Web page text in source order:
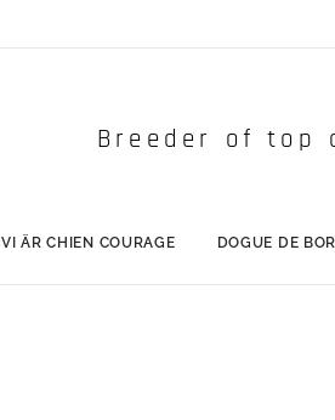
Breeder of top
VI ÄR CHIEN COURAGE DOGUE DE